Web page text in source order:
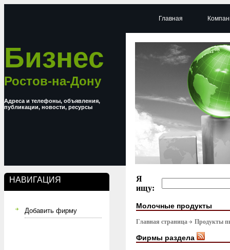
Бизнес
Ростов-на-Дону
Адреса и телефоны, объявления,
публикации, новости, ресурсы
НАВИГАЦИЯ
Добавить фирму
Главная
Я
ищу:
Молочные продукты
Главная страница Продукты
Фирмы раздела